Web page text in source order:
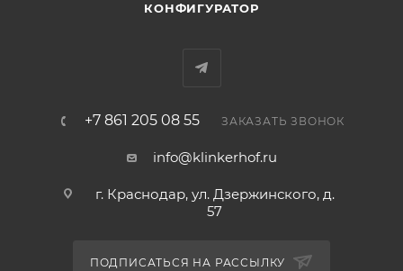
КОНФИГУРАТОР
+7 861 205 08 55 ЗАКАЗАТЬ ЗВОНОК
info@klinkerhof.ru
г. Краснодар, ул. Дзержинского, д.
57
ПОДПИСАТЬСЯ НА РАССЫЛКУ